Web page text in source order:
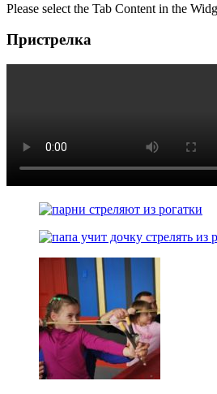
Please select the Tab Content in the
Пристрелка